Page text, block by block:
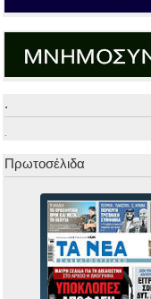
.
.
Πρωτοσέλιδα